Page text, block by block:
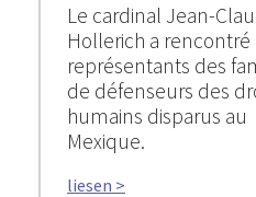
Le cardinal Jean-
Hollerich a rencontré
représentants des
de défenseurs des
humains disparus au
Mexique.
liesen >